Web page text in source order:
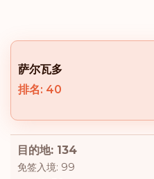
萨尔瓦多
排名: 40
目的地: 134
免签入境: 99